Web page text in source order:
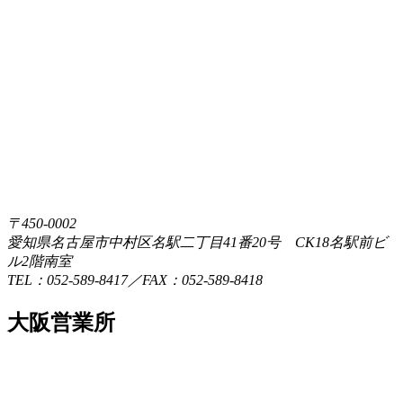
〒450-0002
愛知県名古屋市中村区名駅二丁目41番20号 CK18名駅前ビ
ル2階南室
TEL：052-589-8417／FAX：052-589-8418
大阪営業所